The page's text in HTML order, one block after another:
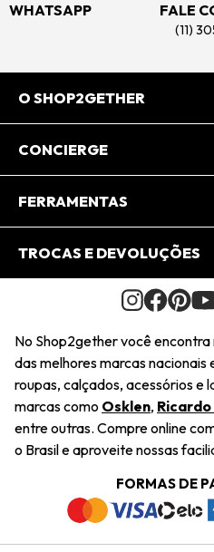
WHATSAPP FALE
(11)
O SHOP2GETHER
Sobre Nós
Journal
Saiu na Mídia
Sustentabilidade
Navegando
Termos e Condições
Trabalhe Conosco
CONCIERGE
Central de Relacionamento
Regulamento e Promoções
FERRAMENTAS
Minha Conta
Pedido de Presente
Wishlist
TROCAS E DEVOLUÇÕES
Condições Gerais
Troca Fácil
Restituição de Pagamento
Dúvidas Frequentes
Termos e Condições
Política de Privacidade
No Shop2gether você
das melhores marcas
roupas, calçados, acessórios e
marcas como Osklen,
entre outras. Compre online
o Brasil e aproveite nossas
FORMAS DE